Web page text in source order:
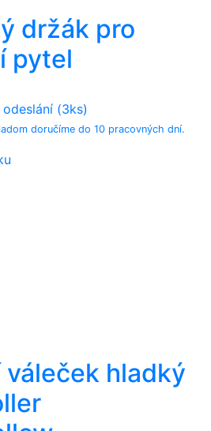
držák pro
pytel
(3ks)
doručíme do 10 pracovných dní.
váleček hladký